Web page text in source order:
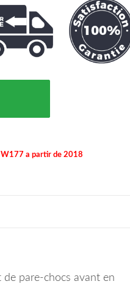
W177 a partir de 2018
pare-chocs avant en